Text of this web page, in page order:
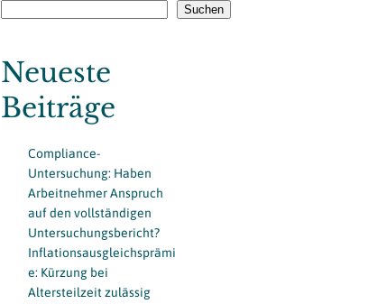
Suchen
Neueste
Beiträge
Compliance-
Untersuchung: Haben
Arbeitnehmer Anspruch
auf den vollständigen
Untersuchungsbericht?
Inflationsausgleichsprämi
e: Kürzung bei
Altersteilzeit zulässig